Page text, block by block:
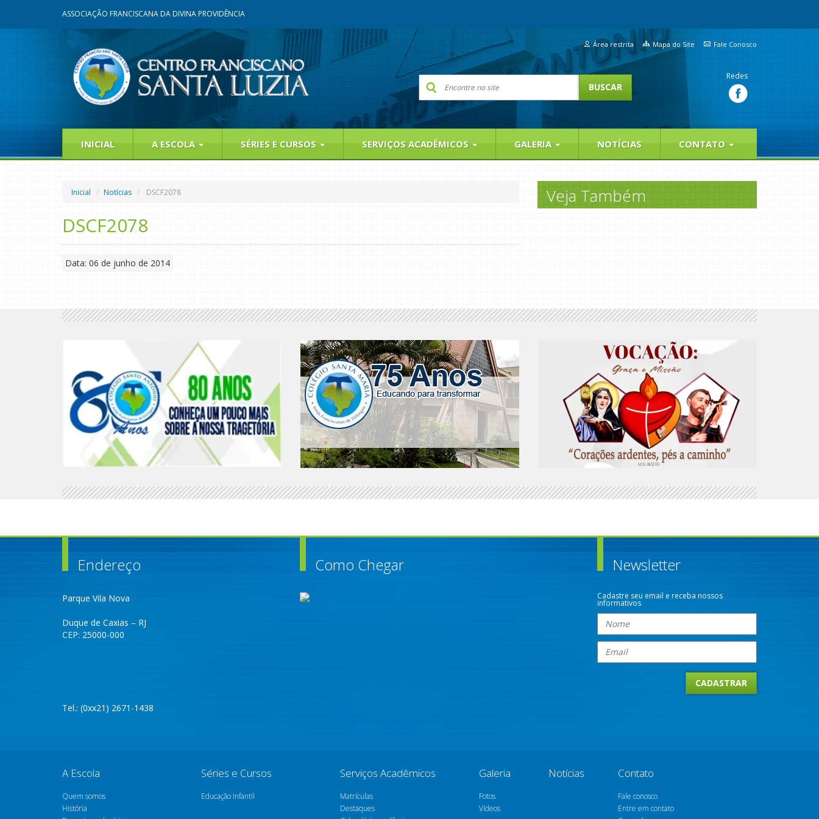
ASSOCIAÇÃO FRANCISCANA DA DIVINA PROVIDÊNCIA
Área restrita Mapa do Site Fale Conosco
Redes
INICIAL A ESCOLA SÉRIES E CURSOS SERVIÇOS ACADÊMICOS GALERIA NOTÍCIAS CONTATO
Inicial Notícias DSCF2078
DSCF2078
Data: 06 de junho de 2014
Veja Também
Endereço
Parque Vila Nova
Duque de Caxias – RJ
CEP: 25000-000
Tel.: (0xx21) 2671-1438
Como Chegar Newsletter
Cadastre seu email e receba nossos
informativos
A Escola
Quem somos
História
Séries e Cursos
Educação Infantil
Serviços Acadêmicos
Matrículas
Destaques
Galeria
Fotos
Vídeos
Notícias Contato
Fale conosco
Entre em contato